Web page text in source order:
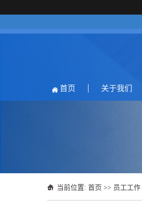
首页 关于我们
当前位置: 首页 >> 员工工作